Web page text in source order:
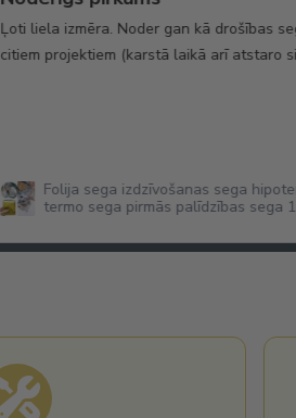
Ļoti liela izmēra. Noder gan kā drošības
citiem projektiem (karstā laikā arī atstaro
Folija sega izdzīvošanas sega
termo sega pirmās palīdzības sega